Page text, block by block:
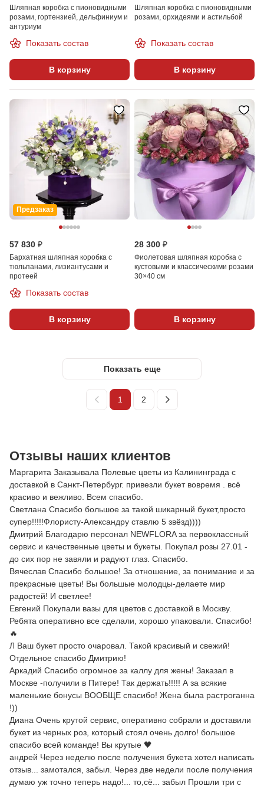
Шляпная коробка с пионовидными
розами, гортензией, дельфиниум и
антуриум
Показать состав
В корзину
Шляпная коробка с пионовидными
розами, орхидеями и астильбой
Показать состав
В корзину
Предзаказ
57 830 ₽
Бархатная шляпная коробка с
тюльпанами, лизиантусами и
протеей
Показать состав
В корзину
28 300 ₽
Фиолетовая шляпная коробка с
кустовыми и классическими розами
30×40 см
В корзину
Показать еще
1 2
Отзывы наших клиентов
Маргарита Заказывала Полевые цветы из Калининграда с
доставкой в Санкт-Петербург. привезли букет вовремя . всё
красиво и вежливо. Всем спасибо.
Светлана Спасибо большое за такой шикарный букет,просто
супер!!!!!Флористу-Александру ставлю 5 звёзд))))
Дмитрий Благодарю персонал NEWFLORA за первоклассный
сервис и качественные цветы и букеты. Покупал розы 27.01 -
до сих пор не завяли и радуют глаз. Спасибо.
Вячеслав Спасибо большое! За отношение, за понимание и за
прекрасные цветы! Вы большые молодцы-делаете мир
радостей! И светлее!
Евгений Покупали вазы для цветов с доставкой в Москву.
Ребята оперативно все сделали, хорошо упаковали. Спасибо!
🔥
Л Ваш букет просто очаровал. Такой красивый и свежий!
Отдельное спасибо Дмитрию!
Аркадий Спасибо огромное за каллу для жены! Заказал в
Москве -получили в Питере! Так держать!!!!! А за всякие
маленькие бонусы ВООБЩЕ спасибо! Жена была растроганна
!))
Диана Очень крутой сервис, оперативно собрали и доставили
букет из черных роз, который стоял очень долго! большое
спасибо всей команде! Вы крутые 🖤
андрей Через неделю после получения букета хотел написать
отзыв... замотался, забыл. Через две недели после получения
думаю уж точно теперь надо!... то,сё... забыл Прошли три с